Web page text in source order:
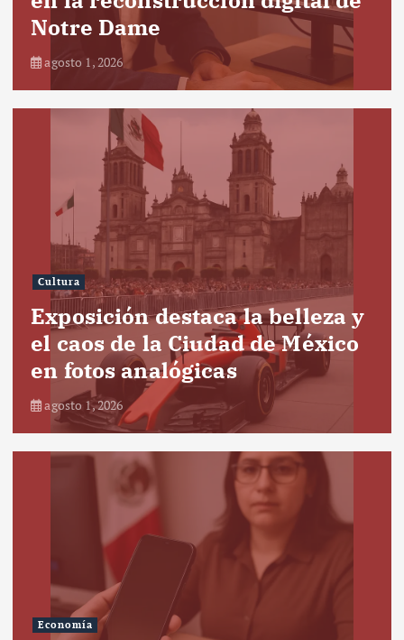
Notre Dame
agosto 1, 2026
Cultura
Exposición destaca la belleza y
el caos de la Ciudad de México
en fotos analógicas
agosto 1, 2026
Economía